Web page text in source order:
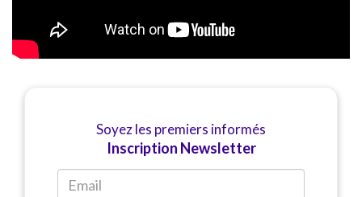
Soyez les premiers informés
Inscription Newsletter